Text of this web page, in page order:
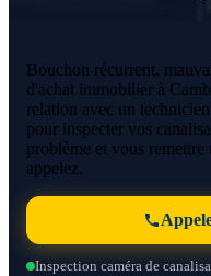
Bouchon récurrent,
d'achat immobilier à
relation avec un
pour inspecter vos
problème et vous
appelez.
Inspection caméra de